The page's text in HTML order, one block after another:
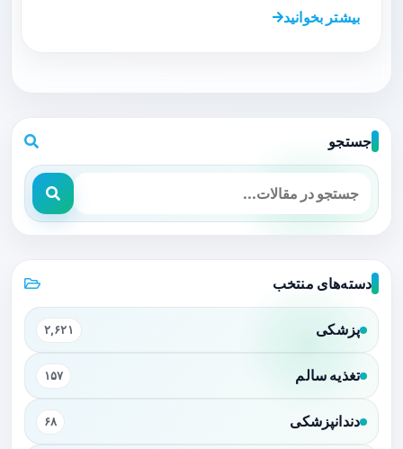
بیشتر بخوانید
جستجو
دسته‌های منتخب
پزشکی ۲,۶۲۱
تغذیه سالم ۱۵۷
دندانپزشکی ۶۸